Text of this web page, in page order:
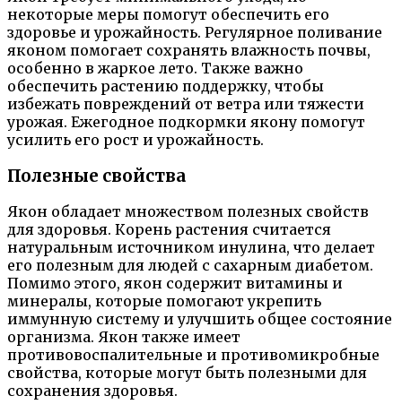
некоторые меры помогут обеспечить его
здоровье и урожайность. Регулярное поливание
яконом помогает сохранять влажность почвы,
особенно в жаркое лето. Также важно
обеспечить растению поддержку, чтобы
избежать повреждений от ветра или тяжести
урожая. Ежегодное подкормки якону помогут
усилить его рост и урожайность.
Полезные свойства
Якон обладает множеством полезных свойств
для здоровья. Корень растения считается
натуральным источником инулина, что делает
его полезным для людей с сахарным диабетом.
Помимо этого, якон содержит витамины и
минералы, которые помогают укрепить
иммунную систему и улучшить общее состояние
организма. Якон также имеет
противовоспалительные и противомикробные
свойства, которые могут быть полезными для
сохранения здоровья.